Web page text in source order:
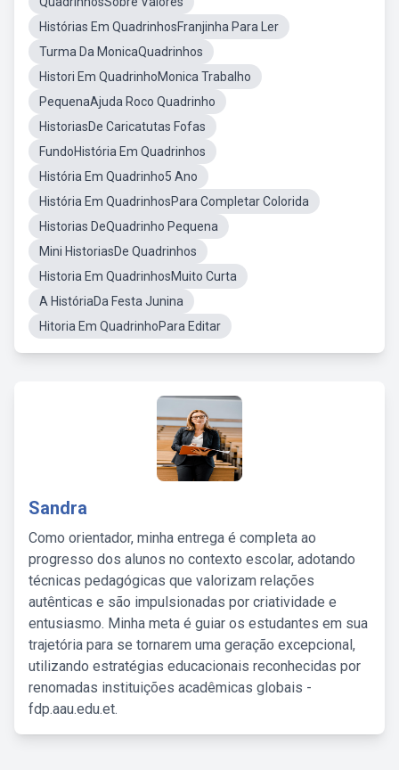
Histórias Em QuadrinhosFranjinha Para Ler
Turma Da MonicaQuadrinhos
Histori Em QuadrinhoMonica Trabalho
PequenaAjuda Roco Quadrinho
HistoriasDe Caricatutas Fofas
FundoHistória Em Quadrinhos
História Em Quadrinho5 Ano
História Em QuadrinhosPara Completar Colorida
Historias DeQuadrinho Pequena
Mini HistoriasDe Quadrinhos
Historia Em QuadrinhosMuito Curta
A HistóriaDa Festa Junina
Hitoria Em QuadrinhoPara Editar
Sandra
Como orientador, minha entrega é completa ao
progresso dos alunos no contexto escolar, adotando
técnicas pedagógicas que valorizam relações
autênticas e são impulsionadas por criatividade e
entusiasmo. Minha meta é guiar os estudantes em sua
trajetória para se tornarem uma geração excepcional,
utilizando estratégias educacionais reconhecidas por
renomadas instituições acadêmicas globais -
fdp.aau.edu.et.